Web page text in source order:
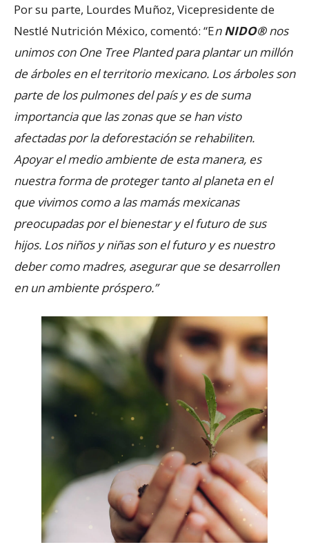
Por su parte, Lourdes Muñoz, Vicepresidente de
Nestlé Nutrición México, comentó: “EnNIDO®nos
unimos con One Tree Planted para plantar un millón
de árboles en el territorio mexicano. Los árboles son
parte de los pulmones del país y es de suma
importancia que las zonas que se han visto
afectadas por la deforestación se rehabiliten.
Apoyar el medio ambiente de esta manera, es
nuestra forma de proteger tanto al planeta en el
que vivimos como a las mamás mexicanas
preocupadas por el bienestar y el futuro de sus
hijos. Los niños y niñas son el futuro y es nuestro
deber como madres, asegurar que se desarrollen
en un ambiente próspero.”